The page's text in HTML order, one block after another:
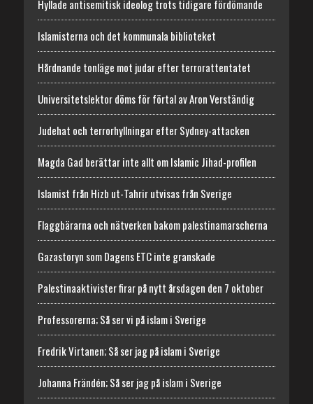
Hyllade antisemitisk ideolog trots tidigare fördömande
Islamisterna och det kommunala biblioteket
Hårdnande tonläge mot judar efter terrorattentatet
Universitetslektor döms för förtal av Aron Verständig
Judehat och terrorhyllningar efter Sydney-attacken
Magda Gad berättar inte allt om Islamic Jihad-profilen
Islamist från Hizb ut-Tahrir utvisas från Sverige
Flaggbärarna och nätverken bakom palestinamarscherna
Gazastoryn som Dagens ETC inte granskade
Palestinaaktivister firar på nytt årsdagen den 7 oktober
Professorerna; Så ser vi på islam i Sverige
Fredrik Virtanen; Så ser jag på islam i Sverige
Johanna Frändén; Så ser jag på islam i Sverige